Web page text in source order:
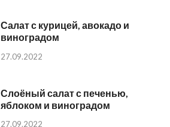
Салат с курицей, авокадо и
виноградом
27.09.2022
Слоёный салат с печенью,
яблоком и виноградом
27.09.2022